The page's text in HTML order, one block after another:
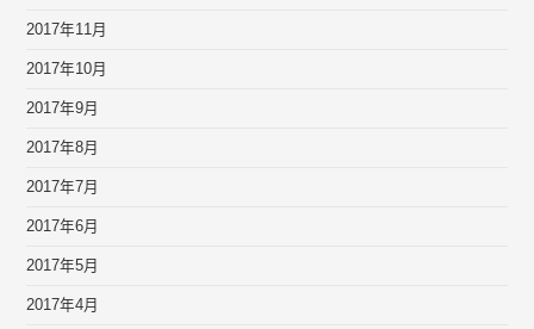
2017年11月
2017年10月
2017年9月
2017年8月
2017年7月
2017年6月
2017年5月
2017年4月